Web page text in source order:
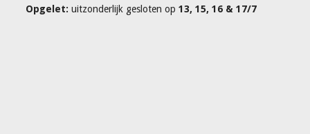
Opgelet: uitzonderlijk gesloten op13, 15, 16 & 17/7